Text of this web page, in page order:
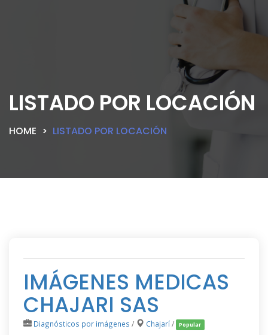
LISTADO POR LOCACIÓN
HOME LISTADO POR LOCACIÓN
IMÁGENES MEDICAS
CHAJARI SAS
Diagnósticos por imágenes / Chajarí/ Popular